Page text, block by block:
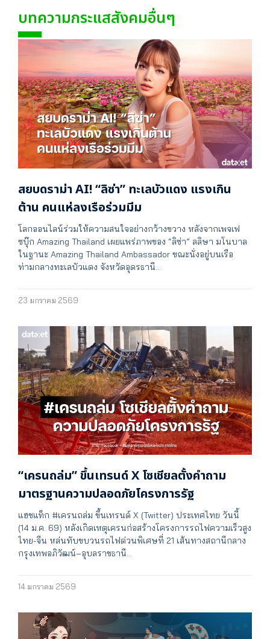
บทความกระแสสังคมอื่นๆ
สยบดราม่า AI! “ลิซ่า” ทะเลบัวแดง แรงเกิน
ต้าน คนแห่ลงเรือร่วมมีม
โลกออนไลน์ร่วมให้ความสนใจอย่างกว้างขวาง หลังจากเพจเฟ
ซบุ๊ก Amazing Thailand เผยแพร่ภาพของ “ลิซ่า” ลลิษา มโนบาล
ในฐานะ Amazing Thailand Ambassador ขณะนั่งอยู่บนเรือ
ท่ามกลางทะเลบัวแดง จังหวัดอุดรธานี…
23 มกราคม 2569
“เครนถล่ม” ขึ้นเทรนด์ X โซเชียลตั้งคำถาม
มาตรฐานความปลอดภัยโครงการรัฐ
แฮชแท็ก #เครนถล่ม ขึ้นเทรนด์ X (Twitter) ประเทศไทย วันนี้
(14 ม.ค. 69) หลังเกิดเหตุเครนก่อสร้างโครงการรถไฟความเร็วสูง
ไทย-จีน หล่นทับขบวนรถไฟด่วนพิเศษที่ 21 เส้นทางสถานีกลาง
กรุงเทพอภิวัฒน์–อุบลราชธานี…
14 มกราคม 2569